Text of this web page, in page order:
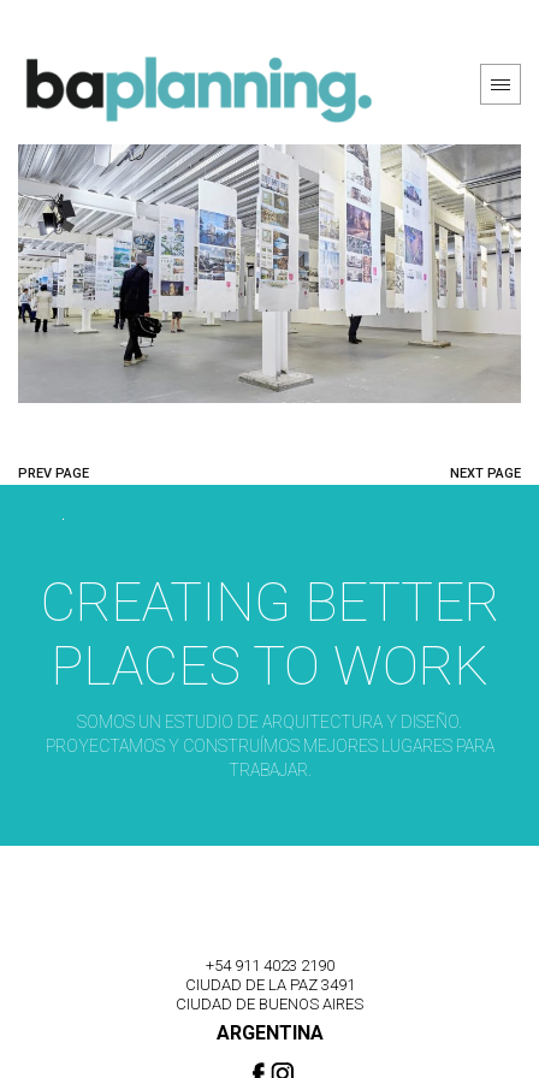
PREV PAGE NEXT PAGE
CREATING BETTER
PLACES TO WORK
SOMOS UN ESTUDIO DE ARQUITECTURA Y DISEÑO.
PROYECTAMOS Y CONSTRUÍMOS MEJORES LUGARES PARA
TRABAJAR.
+54 911 4023 2190
CIUDAD DE LA PAZ 3491
CIUDAD DE BUENOS AIRES
ARGENTINA